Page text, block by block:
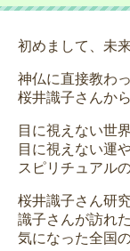
初めまして、未
神仏に直接教わ
桜井識子さんか
目に視えない世
目に視えない運
スピリチュアル
桜井識子さん研
識子さんが訪れ
気になった全国